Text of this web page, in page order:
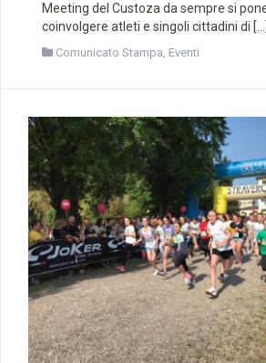
Meeting del Custoza da sempre si
coinvolgere atleti e singoli cittadini di […]
Comunicato Stampa, Eventi